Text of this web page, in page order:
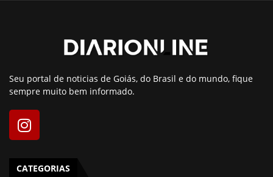
Seu portal de noticias de Goiás, do Brasil e do mundo, fique
sempre muito bem informado.
CATEGORIAS